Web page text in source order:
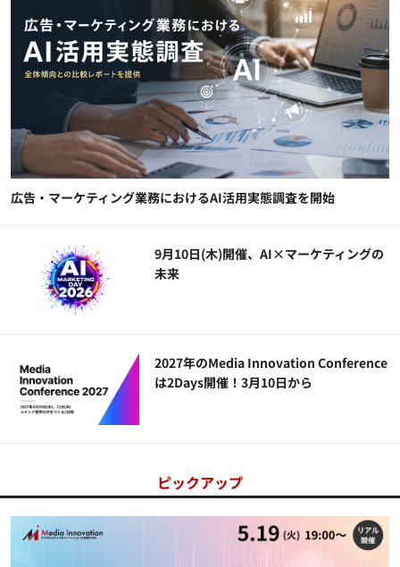
広告・マーケティング業務におけるAI活用実態調査を開始
9月10日(木)開催、AI×マーケティングの
未来
2027年のMedia Innovation Conference
は2Days開催！3月10日から
ピックアップ